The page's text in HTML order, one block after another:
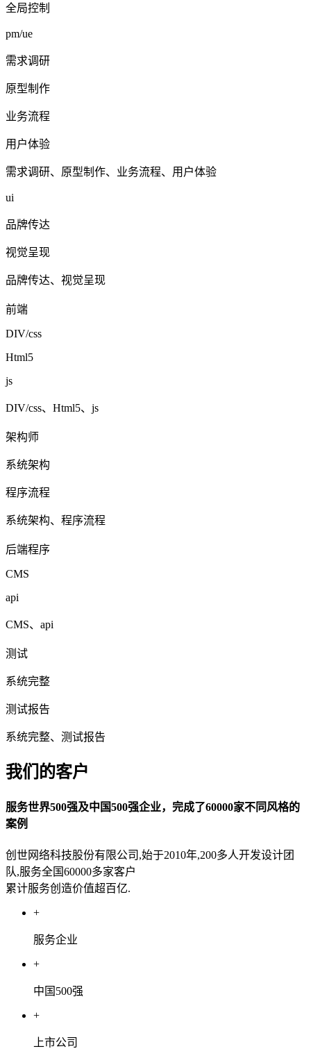
全局控制
pm/ue
需求调研
原型制作
业务流程
用户体验
需求调研、原型制作、业务流程、用户体验
ui
品牌传达
视觉呈现
品牌传达、视觉呈现
前端
DIV/css
Html5
js
DIV/css、Html5、js
架构师
系统架构
程序流程
系统架构、程序流程
后端程序
CMS
api
CMS、api
测试
系统完整
测试报告
系统完整、测试报告
我们的客户
服务世界500强及中国500强企业，完成了60000家不同风格的
案例
创世网络科技股份有限公司,始于2010年,200多人开发设计团
队,服务全国60000多家客户
累计服务创造价值超百亿.
+
服务企业
+
中国500强
+
上市公司